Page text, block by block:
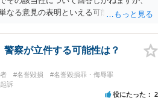
なる意見の表明といえる可能性が高く、
、民事裁判や刑事裁判に発展しうるもの
名誉毀損・侮辱に該当する可能性が低い
発展することはあまり考えられないよう
警察が立件する可能性は？
#名誉毀損
#名誉毀損罪・侮辱罪
訴
役にたった 2